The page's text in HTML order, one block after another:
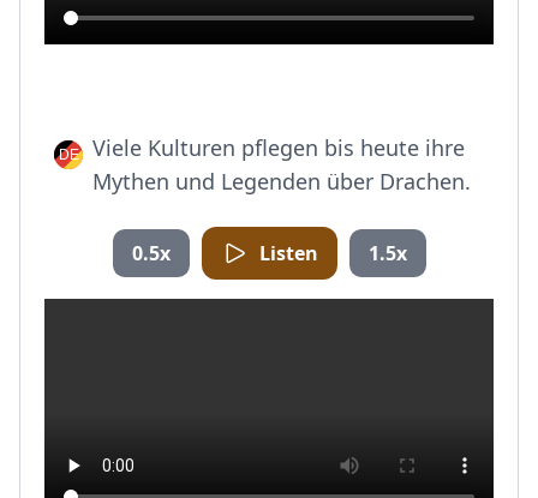
Viele Kulturen pflegen bis heute ihre
Mythen und Legenden über Drachen.
0.5x Listen 1.5x